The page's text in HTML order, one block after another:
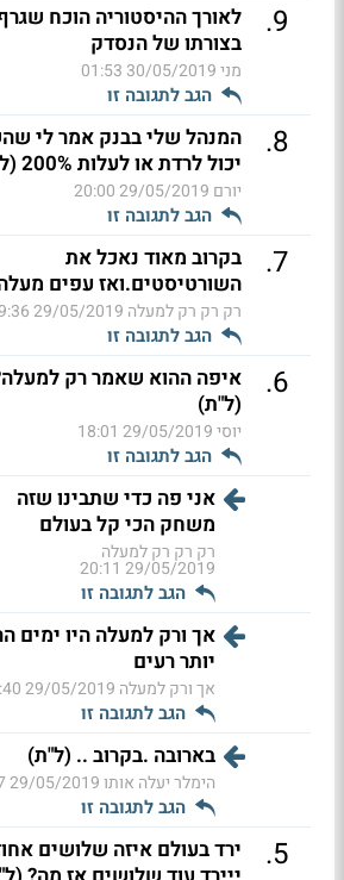
9
.
לאורך ההיסטוריה הוכח
בצורתו של הנסדק
מני30/05/2019 01:53
הגב לתגובה זו
8
.
המנהל שלי בבנק אמר לי
יכול לרדת או לעלות 200% (ל"ת)
יורם 29/05/2019 20:00
הגב לתגובה זו
7
.
בקרוב מאוד נאכל את
השורטיסטים.ואז עפים
רק רק רק למעלה 29/05/2019 19:36
הגב לתגובה זו
6
.
איפה ההוא שאמר רק
(ל"ת)
יוסי29/05/2019 18:01
הגב לתגובה זו
אני פה כדי שתבינו שזה
משחק הכי קל בעולם
רק רק רק למעלה
29/05/2019 20:11
הגב לתגובה זו
אך ורק למעלה היו ימים
יותר רעים
אך ורק למעלה 29/05/2019 19:40
הגב לתגובה זו
בארובה .בקרוב .. (ל"ת)
הימלר יעלה אותו29/05/2019 19:27
הגב לתגובה זו
5
.
ירד בעולם איזה שלושים